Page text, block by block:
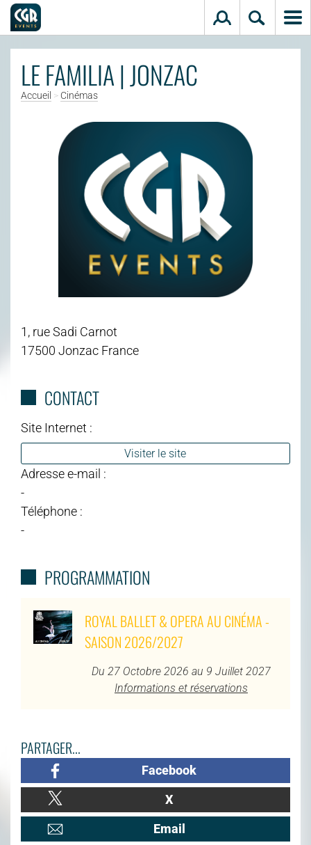
LE FAMILIA | JONZAC
Accueil > Cinémas
1, rue Sadi Carnot
17500 Jonzac France
CONTACT
Site Internet :
Visiter le site
Adresse e-mail :
-
Téléphone :
-
PROGRAMMATION
ROYAL BALLET & OPERA AU CINÉMA -
SAISON 2026/2027
Du 27 Octobre 2026 au 9 Juillet 2027
Informations et réservations
PARTAGER...
Facebook
X
Email